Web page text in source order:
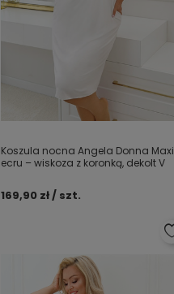
Koszula nocna Angela Donna Maxi
ecru – wiskoza z koronką, dekolt V
169,90 zł / szt.